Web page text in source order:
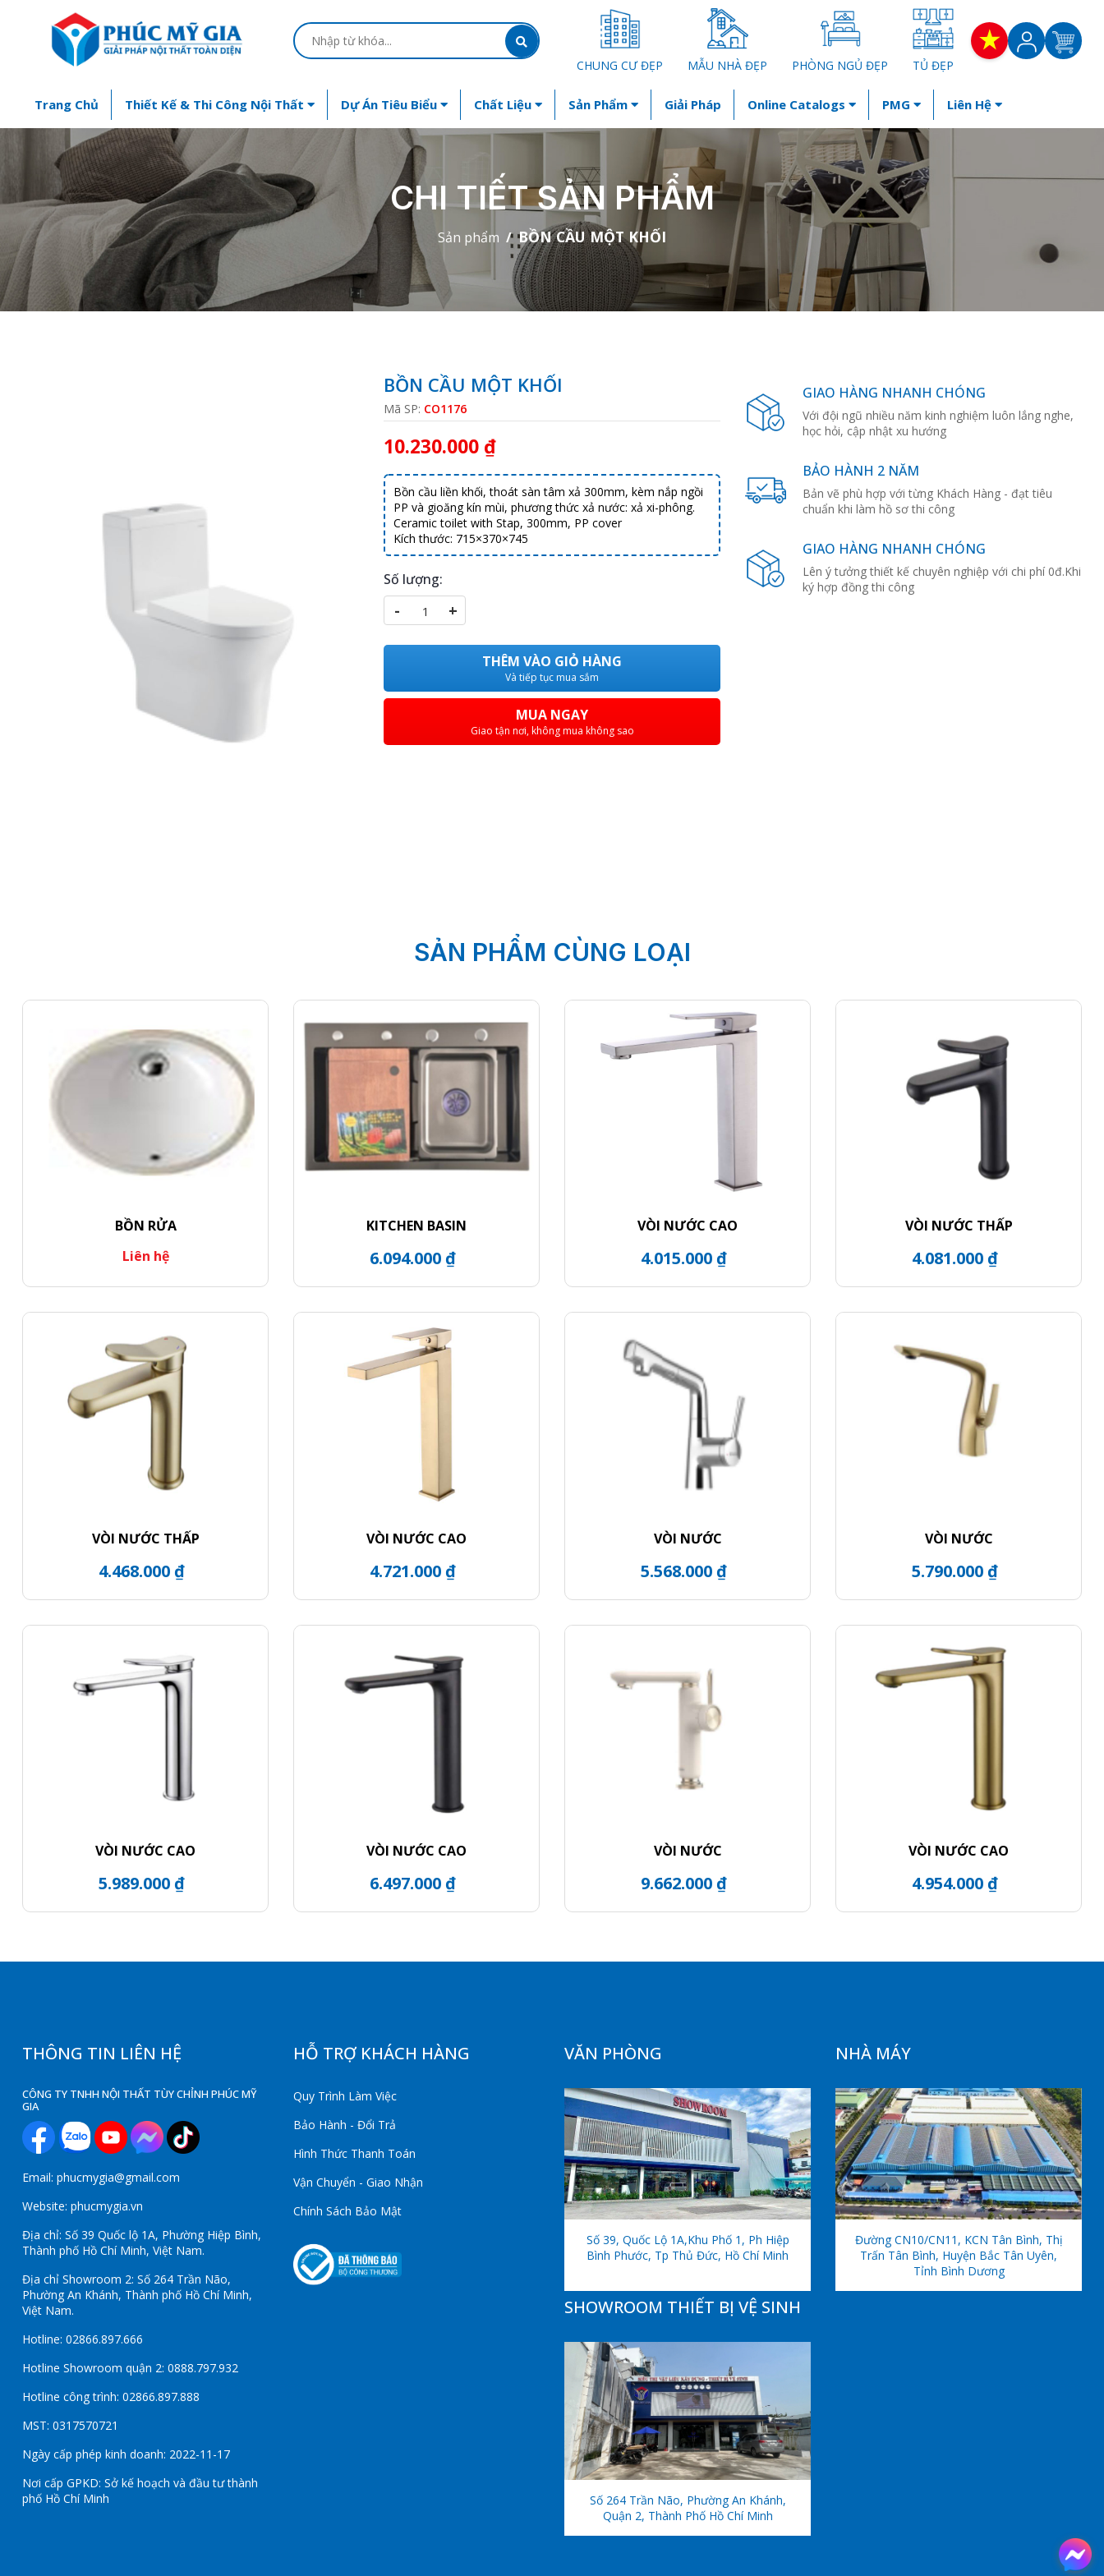
CHUNG CƯ ĐẸP MẪU NHÀ ĐẸP PHÒNG NGỦ ĐẸP TỦ ĐẸP
Trang Chủ Thiết Kế & Thi Công Nội Thất Dự Án Tiêu Biểu Chất Liệu Sản Phẩm Giải Pháp Online Catalogs PMG Liên Hệ
CHI TIẾT SẢN PHẨM
Sản phẩm BỒN CẦU MỘT KHỐI
BỒN CẦU MỘT KHỐI
Mã SP: CO1176
10.230.000 ₫
Bồn cầu liền khối, thoát sàn tâm xả 300mm, kèm nắp ngồi
PP và gioăng kín mùi, phương thức xả nước: xả xi-phông.
Ceramic toilet with Stap, 300mm, PP cover
Kích thước: 715×370×745
Số lượng:
- +
THÊM VÀO GIỎ HÀNG
Và tiếp tục mua sắm
MUA NGAY
Giao tận nơi, không mua không sao
GIAO HÀNG NHANH CHÓNG
Với đội ngũ nhiều năm kinh nghiệm luôn lắng nghe,
học hỏi, cập nhật xu hướng
BẢO HÀNH 2 NĂM
Bản vẽ phù hợp với từng Khách Hàng - đạt tiêu
chuẩn khi làm hồ sơ thi công
GIAO HÀNG NHANH CHÓNG
Lên ý tưởng thiết kế chuyên nghiệp với chi phí 0đ.Khi
ký hợp đồng thi công
SẢN PHẨM CÙNG LOẠI
BỒN RỬA
Liên hệ
KITCHEN BASIN
6.094.000 ₫
VÒI NƯỚC CAO
4.015.000 ₫
VÒI NƯỚC THẤP
4.081.000 ₫
VÒI NƯỚC THẤP
4.468.000 ₫
VÒI NƯỚC CAO
4.721.000 ₫
VÒI NƯỚC
5.568.000 ₫
VÒI NƯỚC
5.790.000 ₫
VÒI NƯỚC CAO
5.989.000 ₫
VÒI NƯỚC CAO
6.497.000 ₫
VÒI NƯỚC
9.662.000 ₫
VÒI NƯỚC CAO
4.954.000 ₫
THÔNG TIN LIÊN HỆ
CÔNG TY TNHH NỘI THẤT TÙY CHỈNH PHÚC MỸ
GIA
Email: phucmygia@gmail.com
Website: phucmygia.vn
Địa chỉ: Số 39 Quốc lộ 1A, Phường Hiệp Bình,
Thành phố Hồ Chí Minh, Việt Nam.
Địa chỉ Showroom 2: Số 264 Trần Não,
Phường An Khánh, Thành phố Hồ Chí Minh,
Việt Nam.
Hotline: 02866.897.666
Hotline Showroom quận 2: 0888.797.932
Hotline công trình: 02866.897.888
MST: 0317570721
Ngày cấp phép kinh doanh: 2022-11-17
Nơi cấp GPKD: Sở kế hoạch và đầu tư thành
phố Hồ Chí Minh
HỖ TRỢ KHÁCH HÀNG
Quy Trình Làm Việc
Bảo Hành - Đổi Trả
Hình Thức Thanh Toán
Vận Chuyển - Giao Nhận
Chính Sách Bảo Mật
VĂN PHÒNG
Số 39, Quốc Lộ 1A,khu Phố 1, Ph Hiệp
Bình Phước, Tp Thủ Đức, Hồ Chí Minh
NHÀ MÁY
Đường CN10/CN11, KCN Tân Bình, Thị
Trấn Tân Bình, Huyện Bắc Tân Uyên,
Tỉnh Bình Dương
SHOWROOM THIẾT BỊ VỆ SINH
Số 264 Trần Não, Phường An Khánh,
Quận 2, Thành Phố Hồ Chí Minh